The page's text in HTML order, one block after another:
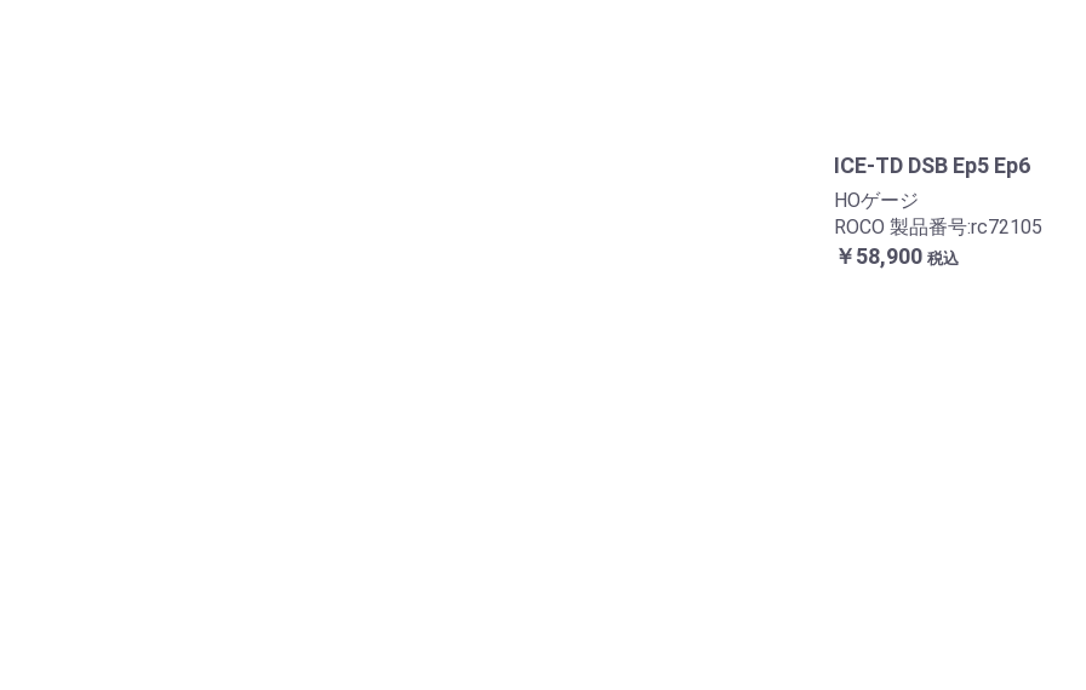
ICE-TD DSB Ep5 Ep6
HOゲージ
ROCO 製品番号:rc72105
￥58,900 税込